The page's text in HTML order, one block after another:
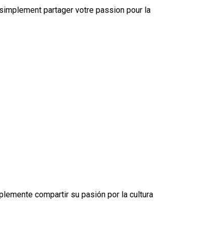
partager votre passion pour la
compartir su pasión por la cultura